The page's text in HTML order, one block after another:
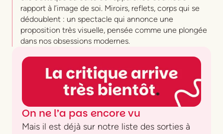
rapport à l’image de soi. Miroirs, reflets, corps qui se
dédoublent : un spectacle qui annonce une
proposition très visuelle, pensée comme une plongée
dans nos obsessions modernes.
On ne l’a pas encore vu
Mais il est déjà sur notre liste des sorties à